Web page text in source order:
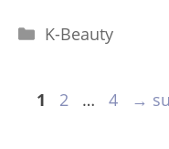
Catégories
K-Beauty
Page
1 Page
2 … Page
4 →